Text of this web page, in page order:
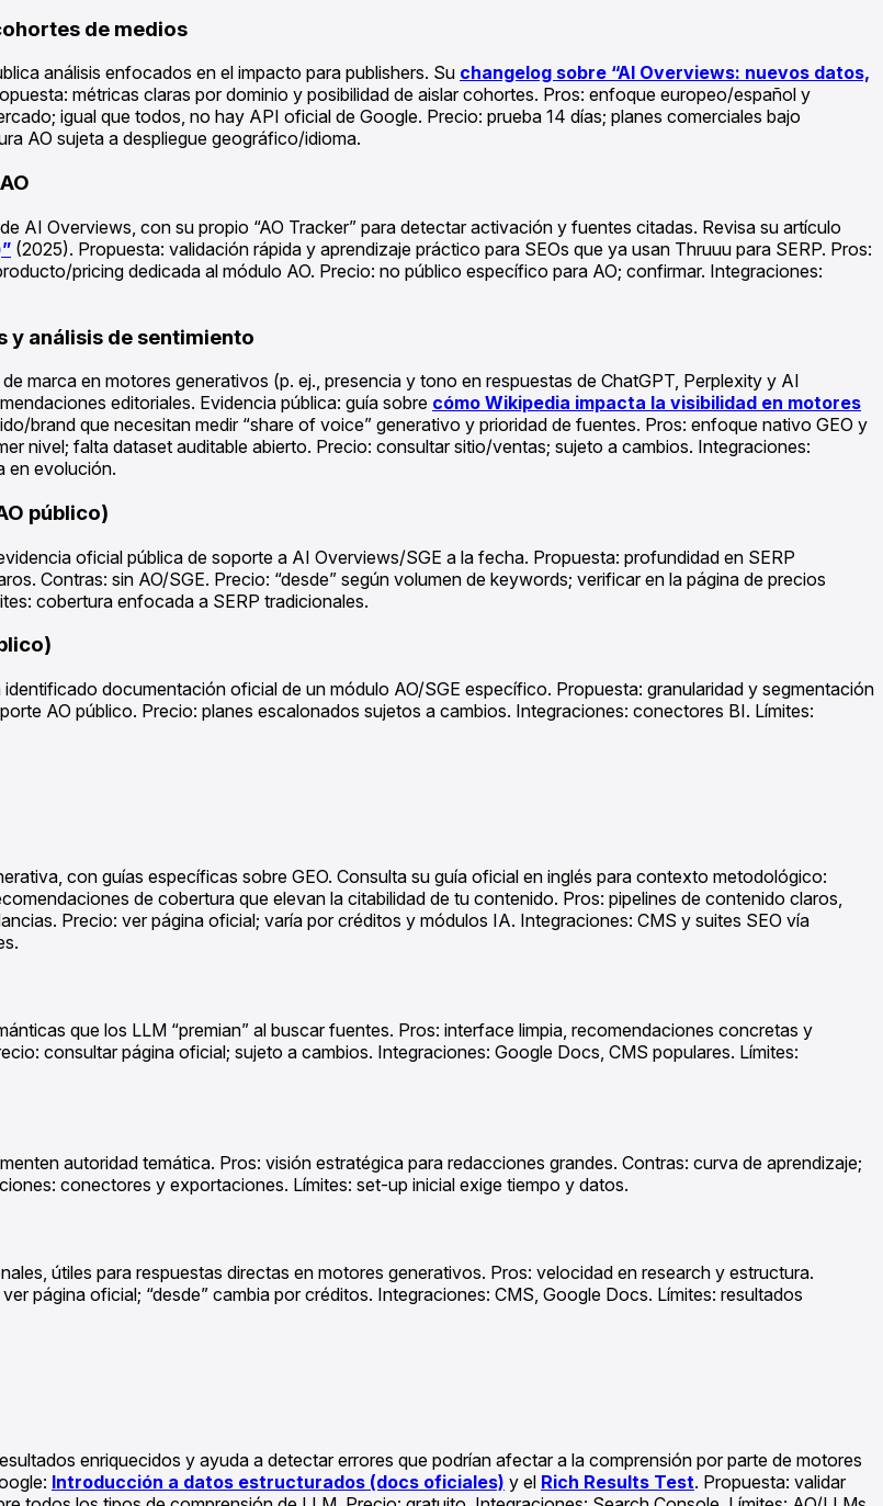
de medios
análisis enfocados en el impacto para publishers. Su changelog sobre “AI Overviews: nuevos datos,
métricas claras por dominio y posibilidad de aislar cohortes. Pros: enfoque europeo/español y
igual que todos, no hay API oficial de Google. Precio: prueba 14 días; planes comerciales bajo
AO sujeta a despliegue geográfico/idioma.
AI Overviews, con su propio “AO Tracker” para detectar activación y fuentes citadas. Revisa su artículo
(2025). Propuesta: validación rápida y aprendizaje práctico para SEOs que ya usan Thruuu para SERP. Pros:
pricing dedicada al módulo AO. Precio: no público específico para AO; confirmar. Integraciones:
análisis de sentimiento
marca en motores generativos (p. ej., presencia y tono en respuestas de ChatGPT, Perplexity y AI
editoriales. Evidencia pública: guía sobre cómo Wikipedia impacta la visibilidad en motores
brand que necesitan medir “share of voice” generativo y prioridad de fuentes. Pros: enfoque nativo GEO y
nivel; falta dataset auditable abierto. Precio: consultar sitio/ventas; sujeto a cambios. Integraciones:
en evolución.
público)
oficial pública de soporte a AI Overviews/SGE a la fecha. Propuesta: profundidad en SERP
Contras: sin AO/SGE. Precio: “desde” según volumen de keywords; verificar en la página de precios
cobertura enfocada a SERP tradicionales.
documentación oficial de un módulo AO/SGE específico. Propuesta: granularidad y segmentación
AO público. Precio: planes escalonados sujetos a cambios. Integraciones: conectores BI. Límites:
con guías específicas sobre GEO. Consulta su guía oficial en inglés para contexto metodológico:
de cobertura que elevan la citabilidad de tu contenido. Pros: pipelines de contenido claros,
Precio: ver página oficial; varía por créditos y módulos IA. Integraciones: CMS y suites SEO vía
que los LLM “premian” al buscar fuentes. Pros: interface limpia, recomendaciones concretas y
consultar página oficial; sujeto a cambios. Integraciones: Google Docs, CMS populares. Límites:
autoridad temática. Pros: visión estratégica para redacciones grandes. Contras: curva de aprendizaje;
conectores y exportaciones. Límites: set-up inicial exige tiempo y datos.
útiles para respuestas directas en motores generativos. Pros: velocidad en research y estructura.
página oficial; “desde” cambia por créditos. Integraciones: CMS, Google Docs. Límites: resultados
enriquecidos y ayuda a detectar errores que podrían afectar a la comprensión por parte de motores
Introducción a datos estructurados (docs oficiales) y el Rich Results Test. Propuesta: validar